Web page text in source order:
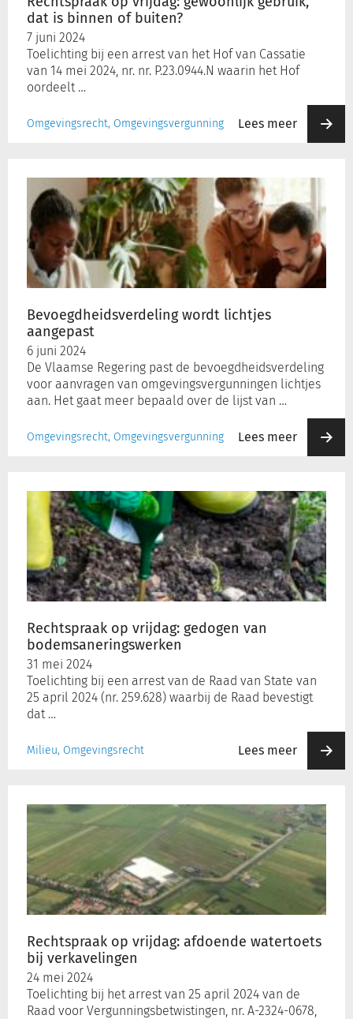
Schulinck Omgevingsrecht Databank
Over ons
Contact
Registreren
dat is binnen of buiten?
7 juni 2024
Toelichting bij een arrest van het Hof van Cassatie
van 14 mei 2024, nr. nr. P.23.0944.N waarin het Hof
oordeelt …
Omgevingsrecht, Omgevingsvergunning Lees meer
buiten?
Bevoegdheidsverdeling wordt lichtjes
aangepast
6 juni 2024
De Vlaamse Regering past de bevoegdheidsverdeling
voor aanvragen van omgevingsvergunningen lichtjes
aan. Het gaat meer bepaald over de lijst van …
Omgevingsrecht, Omgevingsvergunning Lees meer
lichtjes
aangepast
Rechtspraak op vrijdag: gedogen van
bodemsaneringswerken
31 mei 2024
Toelichting bij een arrest van de Raad van State van
25 april 2024 (nr. 259.628) waarbij de Raad bevestigt
dat …
Milieu, Omgevingsrecht Lees meer
vrijdag:
gedogen
bodemsaneringswerken
Rechtspraak op vrijdag: afdoende watertoets
bij verkavelingen
24 mei 2024
Toelichting bij het arrest van 25 april 2024 van de
Raad voor Vergunningsbetwistingen, nr. A-2324-0678,
afdoende
watertoets
verkavelingen